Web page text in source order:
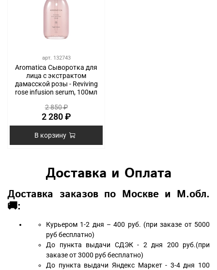
арт. 132743
Aromatica Сыворотка для
лица с экстрактом
дамасской розы - Reviving
rose infusion serum, 100мл
2 850 ₽
2 280 ₽
В корзину
Доставка и Оплата
Доставка заказов по Москве и М.обл.
🚚:
Курьером 1-2 дня – 400 руб. (при заказе от 5000
руб бесплатно)
До пункта выдачи СДЭК - 2 дня 200 руб.(при
заказе от 3000 руб бесплатно)
До пункта выдачи Яндекс Маркет - 3-4 дня 100